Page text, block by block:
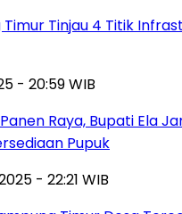
Tinjau 4 Titik
- 20:59 WIB
Raya, Bupati Ela
Pupuk
- 22:21 WIB